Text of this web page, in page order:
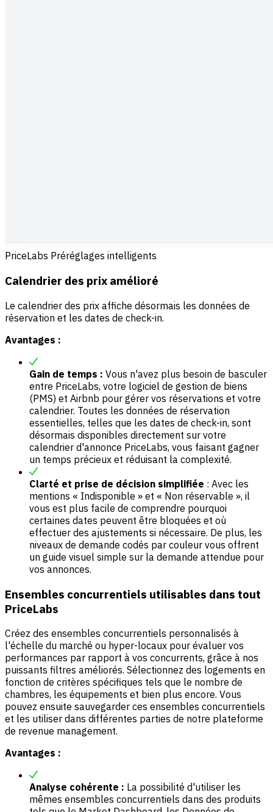
PriceLabs Préréglages intelligents
Calendrier des prix amélioré
Le calendrier des prix affiche désormais les données de
réservation et les dates de check-in.
Avantages :
Gain de temps : Vous n'avez plus besoin de basculer
entre PriceLabs, votre logiciel de gestion de biens
(PMS) et Airbnb pour gérer vos réservations et votre
calendrier. Toutes les données de réservation
essentielles, telles que les dates de check-in, sont
désormais disponibles directement sur votre
calendrier d'annonce PriceLabs, vous faisant gagner
un temps précieux et réduisant la complexité.
Clarté et prise de décision simplifiée : Avec les
mentions « Indisponible » et « Non réservable », il
vous est plus facile de comprendre pourquoi
certaines dates peuvent être bloquées et où
effectuer des ajustements si nécessaire. De plus, les
niveaux de demande codés par couleur vous offrent
un guide visuel simple sur la demande attendue pour
vos annonces.
Ensembles concurrentiels utilisables dans tout
PriceLabs
Créez des ensembles concurrentiels personnalisés à
l'échelle du marché ou hyper-locaux pour évaluer vos
performances par rapport à vos concurrents, grâce à nos
puissants filtres améliorés. Sélectionnez des logements en
fonction de critères spécifiques tels que le nombre de
chambres, les équipements et bien plus encore. Vous
pouvez ensuite sauvegarder ces ensembles concurrentiels
et les utiliser dans différentes parties de notre plateforme
de revenue management.
Avantages :
Analyse cohérente : La possibilité d'utiliser les
mêmes ensembles concurrentiels dans des produits